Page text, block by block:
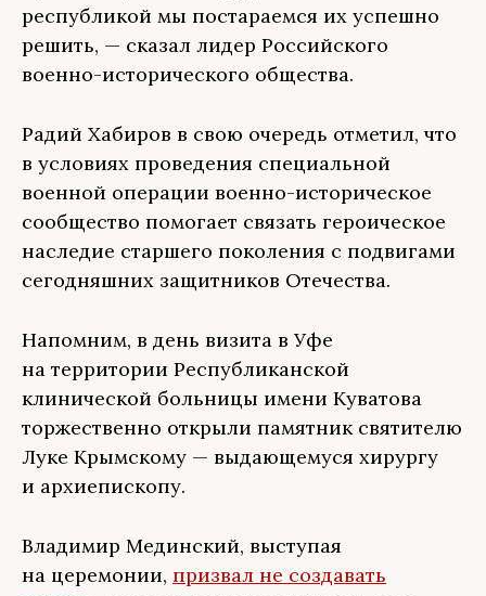
республикой мы постараемся их успешно
решить, — сказал лидер Российского
военно-исторического общества.
Радий Хабиров в свою очередь отметил, что
в условиях проведения специальной
военной операции военно-историческое
сообщество помогает связать героическое
наследие старшего поколения с подвигами
сегодняшних защитников Отечества.
Напомним, в день визита в Уфе
на территории Республиканской
клинической больницы имени Куватова
торжественно открыли памятник святителю
Луке Крымскому — выдающемуся хирургу
и архиепископу.
Владимир Мединский, выступая
на церемонии, призвал не создавать